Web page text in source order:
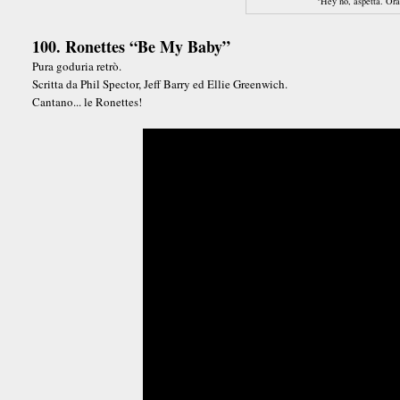
100. Ronettes “Be My Baby”
Pura goduria retrò.
Scritta da Phil Spector, Jeff Barry ed Ellie Greenwich.
Cantano... le Ronettes!